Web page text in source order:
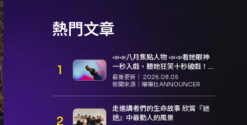
熱門文章
📣📣八月焦點人物 📣📣看她眼神
一秒入戲，聽她狂笑十秒破戲！
孝女宋國珍 v.s. 笑女張擎佳：本是
同根生，相約壓車別太急
最後更新｜ 2026.08.05
新聞來源｜ 嚷嚷社ANNOUNCER
走進講者們的生命故事 欣賞『迷
途』中最動人的風景